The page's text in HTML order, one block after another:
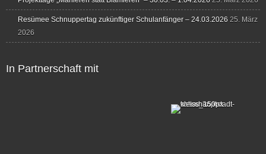
Resümee Schnuppertag zukünftiger Schulanfänger – 24.03.2026 25. März
2026
In Partnerschaft mit